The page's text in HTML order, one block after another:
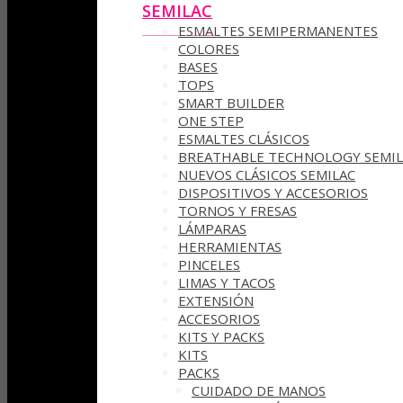
SEMILAC
ESMALTES SEMIPERMANENTES
COLORES
BASES
TOPS
SMART BUILDER
ONE STEP
ESMALTES CLÁSICOS
BREATHABLE TECHNOLOGY
NUEVOS CLÁSICOS SEMILAC
DISPOSITIVOS Y ACCESORIOS
TORNOS Y FRESAS
LÁMPARAS
HERRAMIENTAS
PINCELES
LIMAS Y TACOS
EXTENSIÓN
ACCESORIOS
KITS Y PACKS
KITS
PACKS
CUIDADO DE MANOS